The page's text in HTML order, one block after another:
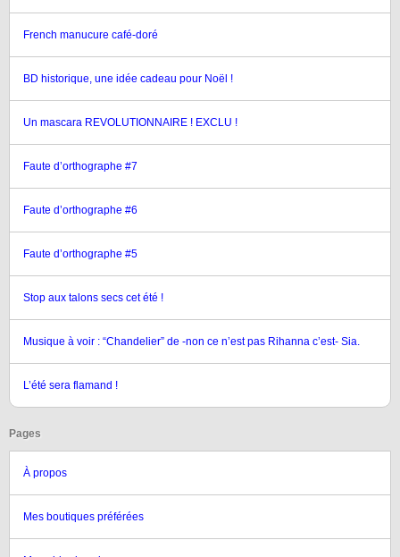
French manucure café-doré
BD historique, une idée cadeau pour Noël !
Un mascara REVOLUTIONNAIRE ! EXCLU !
Faute d’orthographe #7
Faute d’orthographe #6
Faute d’orthographe #5
Stop aux talons secs cet été !
Musique à voir : “Chandelier” de -non ce n’est pas Rihanna c’est- Sia.
L’été sera flamand !
Pages
À propos
Mes boutiques préférées